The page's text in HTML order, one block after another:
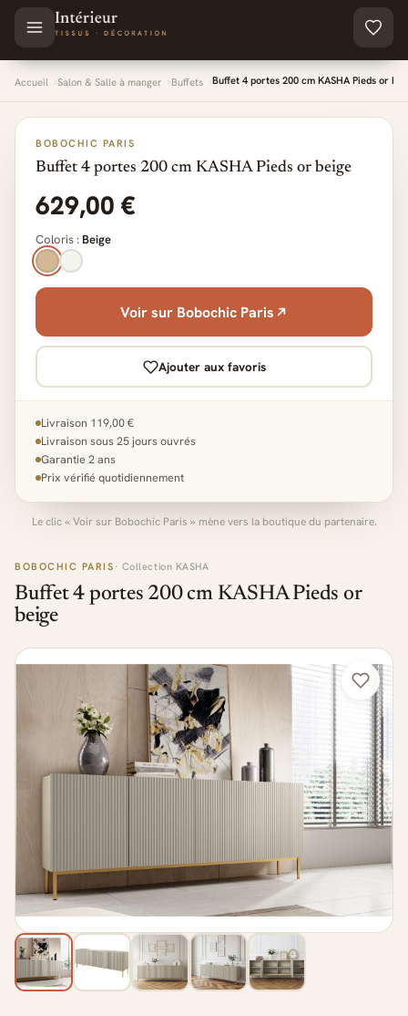
Aller au contenu principal
Accueil Salon & Salle à manger Buffets Buffet 4 portes 200 cm KASHA Pieds or
BOBOCHIC PARIS · Collection KASHA
Buffet 4 portes 200 cm KASHA Pieds or
beige
BOBOCHIC PARIS
Buffet 4 portes 200 cm KASHA Pieds or beige
629,00 €
Coloris : Beige
Voir sur Bobochic Paris
Ajouter aux favoris
Livraison 119,00 €
Livraison sous 25 jours ouvrés
Garantie 2 ans
Prix vérifié quotidiennement
Le clic « Voir sur Bobochic Paris » mène vers la boutique du partenaire.